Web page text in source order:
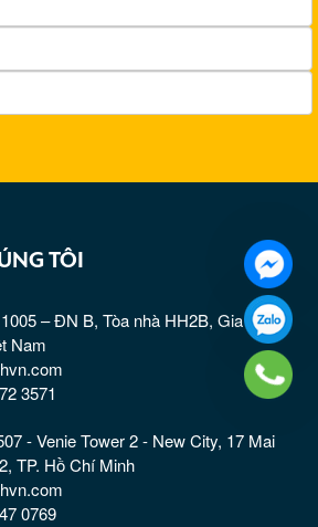
TÔI
– ĐN B, Tòa nhà HH2B, Gia Thụy,
Nam
3571
- Venie Tower 2 - New City, 17 Mai
TP. Hồ Chí Minh
0769